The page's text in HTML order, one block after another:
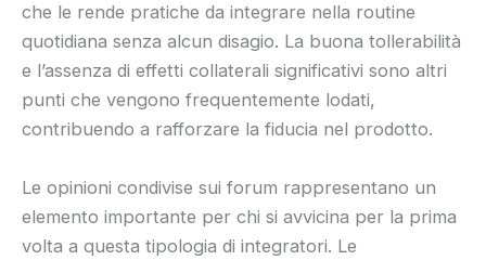
che le rende pratiche da integrare nella routine
quotidiana senza alcun disagio. La buona tollerabilità
e l’assenza di effetti collaterali significativi sono altri
punti che vengono frequentemente lodati,
contribuendo a rafforzare la fiducia nel prodotto.
Le opinioni condivise sui forum rappresentano un
elemento importante per chi si avvicina per la prima
volta a questa tipologia di integratori. Le